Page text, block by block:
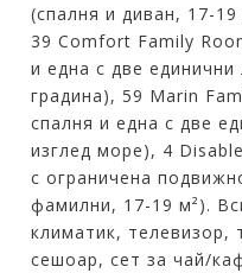
(спалня и диван, 17-
39 Comfort Family
и една с две единични
градина), 59 Marin
спалня и една с две
изглед море), 4
с ограничена
фамилни, 17-19 м²).
климатик,
сешоар, сет за чай/